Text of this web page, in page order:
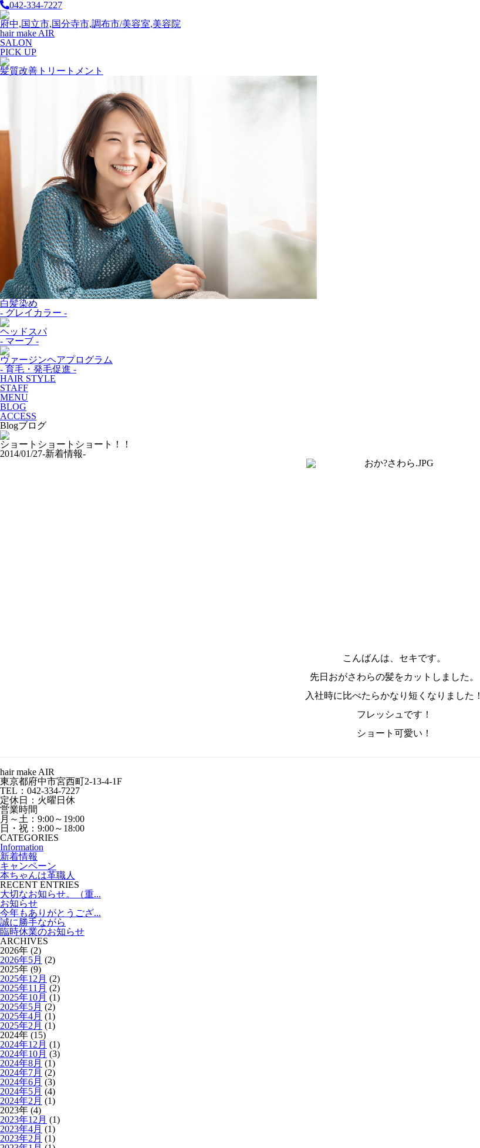
042-334-7227
府中,国立市,国分寺市,調布市/美容室,美容院
hair make AIR
SALON
PICK UP
髪質改善トリートメント
白髪染め
- グレイカラー -
ヘッドスパ
- マーブ -
ヴァージンヘアプログラム
- 育毛・発毛促進 -
HAIR STYLE
STAFF
MENU
BLOG
ACCESS
Blogブログ
ショートショートショート！！
2014/01/27-新着情報-
こんばんは、セキです。
先日おがさわらの髪をカットしました。
入社時に比べたらかなり短くなりました！
フレッシュです！
ショート可愛い！
hair make AIR
東京都府中市宮西町2-13-4-1F
TEL：042-334-7227
定休日：火曜日休
営業時間
月～土：9:00～19:00
日・祝：9:00～18:00
CATEGORIES
Information
新着情報
キャンペーン
本ちゃんは革職人
RECENT ENTRIES
大切なお知らせ。（重...
お知らせ
今年もありがとうござ...
誠に勝手ながら
臨時休業のお知らせ
ARCHIVES
2026年 (2)
2026年5月 (2)
2025年 (9)
2025年12月 (2)
2025年11月 (2)
2025年10月 (1)
2025年5月 (2)
2025年4月 (1)
2025年2月 (1)
2024年 (15)
2024年12月 (1)
2024年10月 (3)
2024年8月 (1)
2024年7月 (2)
2024年6月 (3)
2024年5月 (4)
2024年2月 (1)
2023年 (4)
2023年12月 (1)
2023年4月 (1)
2023年2月 (1)